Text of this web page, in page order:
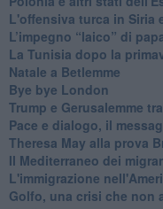
L'offensiva turca in Siria
L’impegno “laico” di
La Tunisia dopo la
Natale a Betlemme
Bye bye London
Trump e Gerusalemme
Pace e dialogo, il
Theresa May alla prova
Il Mediterraneo dei
L'immigrazione
Golfo, una crisi che non